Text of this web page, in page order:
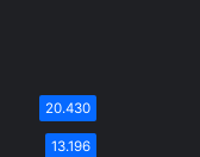
20.430
13.196